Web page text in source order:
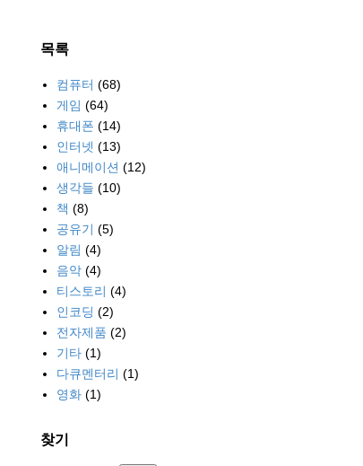
목록
컴퓨터 (68)
게임 (64)
휴대폰 (14)
인터넷 (13)
애니메이션 (12)
생각들 (10)
책 (8)
공유기 (5)
알림 (4)
음악 (4)
티스토리 (4)
인코딩 (2)
전자제품 (2)
기타 (1)
다큐멘터리 (1)
영화 (1)
찾기